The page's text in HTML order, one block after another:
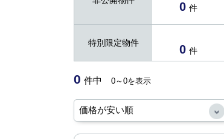
0 件
特別限定物件 0 件
0 件中 0～0を表示